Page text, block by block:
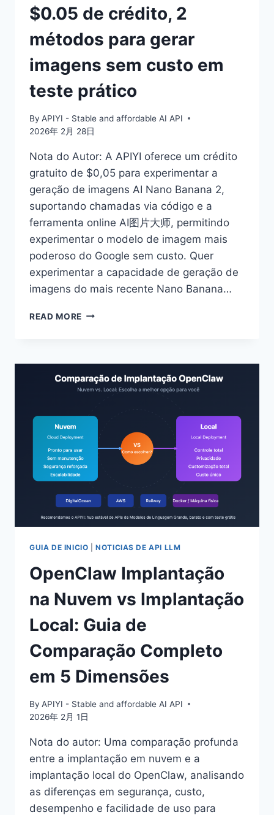
$0.05 de crédito, 2
métodos para gerar
imagens sem custo em
teste prático
By APIYI - Stable and affordable AI API
2026年 2月 28日
Nota do Autor: A APIYI oferece um crédito
gratuito de $0,05 para experimentar a
geração de imagens AI Nano Banana 2,
suportando chamadas via código e a
ferramenta online AI图片大师, permitindo
experimentar o modelo de imagem mais
poderoso do Google sem custo. Quer
experimentar a capacidade de geração de
imagens do mais recente Nano Banana…
READ MORE EXPERIMENTE
BANANA
2:
APIYI
$0.05
CRÉDITO,
2
MÉTODOS
PARA
GERAR
IMAGENS
SEM
EM
PRÁTICO
GUIA DE INICIO |NOTICIAS DE API LLM
OpenClaw Implantação
na Nuvem vs Implantação
Local: Guia de
Comparação Completo
em 5 Dimensões
By APIYI - Stable and affordable AI API
2026年 2月 1日
Nota do autor: Uma comparação profunda
entre a implantação em nuvem e a
implantação local do OpenClaw, analisando
as diferenças em segurança, custo,
desempenho e facilidade de uso para